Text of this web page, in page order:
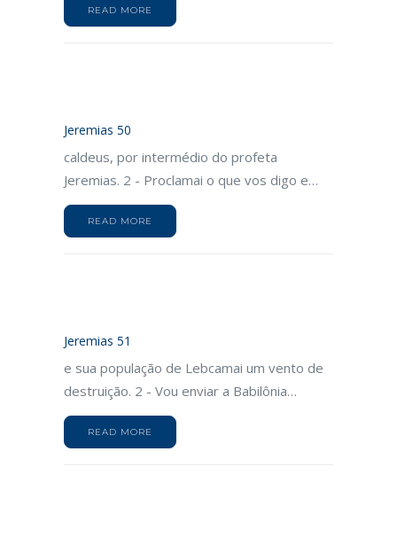
READ MORE
Jeremias 50
caldeus, por intermédio do profeta
Jeremias. 2 - Proclamai o que vos digo e…
READ MORE
Jeremias 51
e sua população de Lebcamai um vento de
destruição. 2 - Vou enviar a Babilônia…
READ MORE